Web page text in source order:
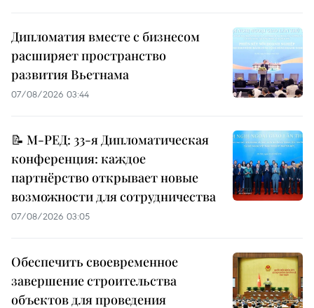
Дипломатия вместе с бизнесом
расширяет пространство
развития Вьетнама
07/08/2026 03:44
📝 М-РЕД: 33-я Дипломатическая
конференция: каждое
партнёрство открывает новые
возможности для сотрудничества
07/08/2026 03:05
Обеспечить своевременное
завершение строительства
объектов для проведения